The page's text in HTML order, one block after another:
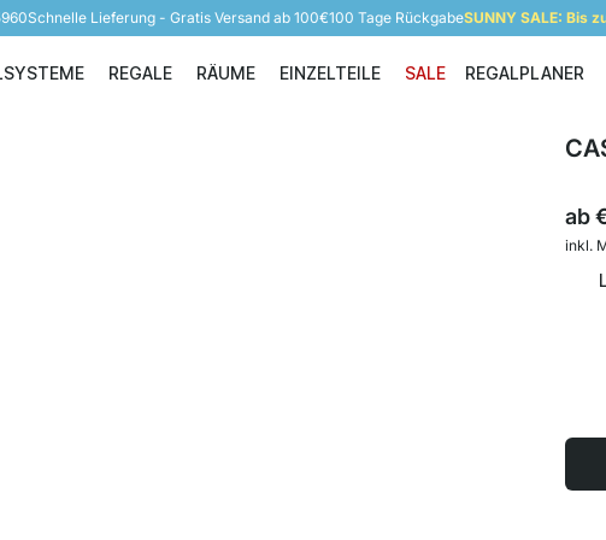
Schnelle Lieferung - Gratis Versand ab 100€100 Tage RückgabeSUNNY SALE: Bis
Regalsysteme
REGALE
Regale
RÄUME
Räume
EINZELTEILE
Einzelteile
SALE REGALPLANER
ab
inkl.